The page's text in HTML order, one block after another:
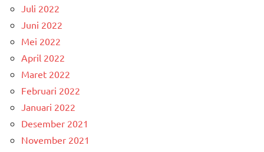
Juli 2022
Juni 2022
Mei 2022
April 2022
Maret 2022
Februari 2022
Januari 2022
Desember 2021
November 2021